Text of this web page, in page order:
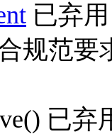
已弃
规范要
已